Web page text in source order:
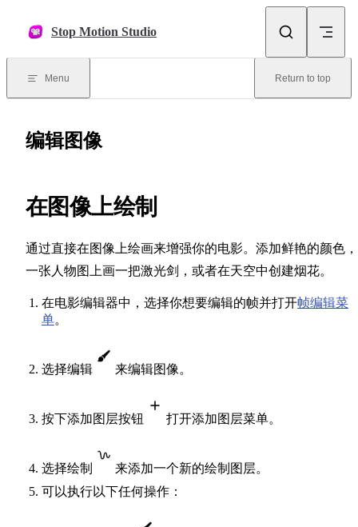
Stop Motion Studio
Menu Return to top
编辑图像
在图像上绘制
通过直接在图像上绘画来增强你的电影。添加鲜艳的颜色
一张人物图上画一把激光剑，或者在天空中创建烟花。
在电影编辑器中，选择你想要编辑的帧并打开帧编辑菜
单。
选择编辑 来编辑图像。
按下添加图层按钮 打开添加图层菜单。
选择绘制
来添加一个新的绘制图层。
可以执行以下任何操作：